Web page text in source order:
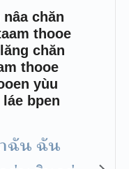
chăn
thooe
chăn
thooe
yùu
láe bpen
ฉัน ฉัน